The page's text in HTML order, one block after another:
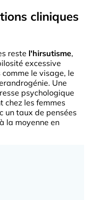
cliniques
reste l'hirsutisme,
excessive
le visage, le
Une
psychologique
chez les femmes
un taux de pensées
la moyenne en